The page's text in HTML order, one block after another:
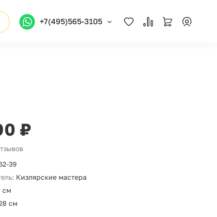
+7(495)565-3105
₽
39
Кизлярские мастера
см
см